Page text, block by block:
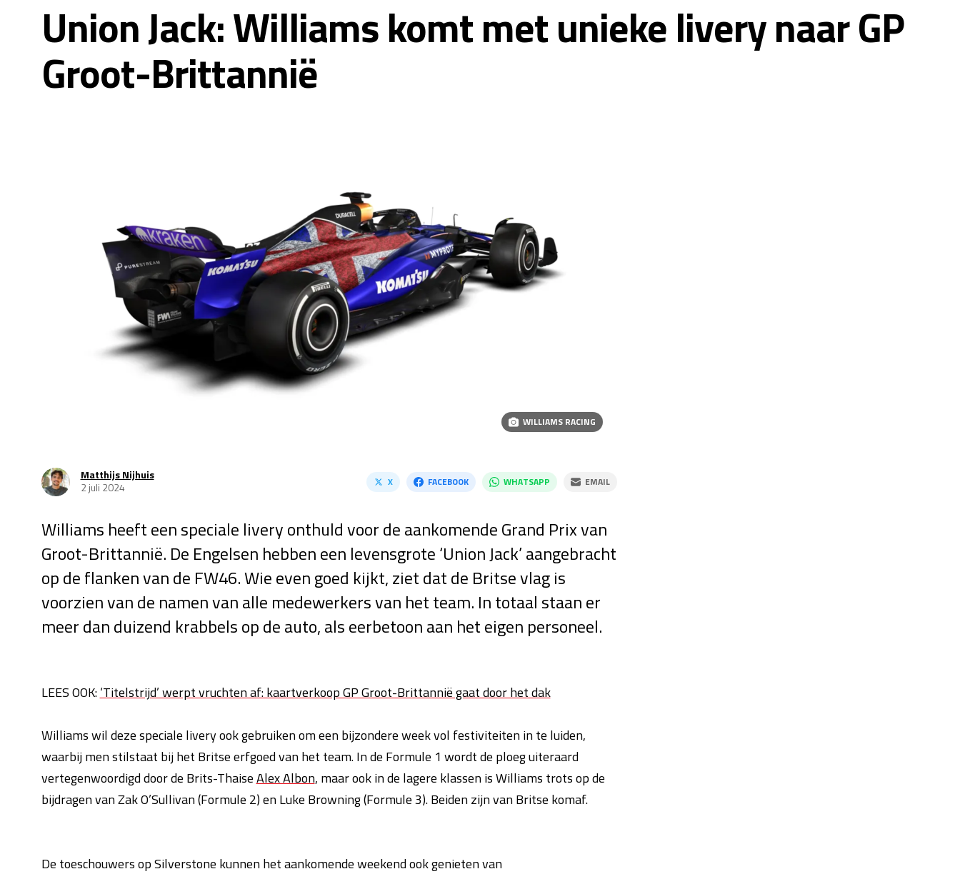
Union Jack: Williams komt met unieke livery naar GP
Groot-Brittannië
WILLIAMS RACING
Matthijs Nijhuis
2 juli 2024
X FACEBOOK WHATSAPP EMAIL
Williams heeft een speciale livery onthuld voor de aankomende Grand Prix van
Groot-Brittannië. De Engelsen hebben een levensgrote ‘Union Jack’ aangebracht
op de flanken van de FW46. Wie even goed kijkt, ziet dat de Britse vlag is
voorzien van de namen van alle medewerkers van het team. In totaal staan er
meer dan duizend krabbels op de auto, als eerbetoon aan het eigen personeel.
LEES OOK:‘Titelstrijd’ werpt vruchten af: kaartverkoop GP Groot-Brittannië gaat door het dak
Williams wil deze speciale livery ook gebruiken om een bijzondere week vol festiviteiten in te luiden,
waarbij men stilstaat bij het Britse erfgoed van het team. In de Formule 1 wordt de ploeg uiteraard
vertegenwoordigd door de Brits-ThaiseAlex Albon, maar ook in de lagere klassen is Williams trots op de
bijdragen van Zak O’Sullivan (Formule 2) en Luke Browning (Formule 3). Beiden zijn van Britse komaf.
De toeschouwers op Silverstone kunnen het aankomende weekend ook genieten van